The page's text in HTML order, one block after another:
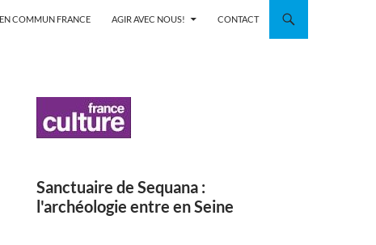
COMMUN FRANCE AGIR AVEC NOUS! CONTACT
Sanctuaire de Sequana :
l'archéologie entre en Seine